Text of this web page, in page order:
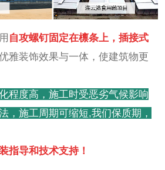
自攻螺钉固定在檩条上，插接式
雅装饰效果与一体，使建筑物更
程度高，施工时受恶劣气候影响
，施工周期可缩短,我们保质期，
指导和技术支持！